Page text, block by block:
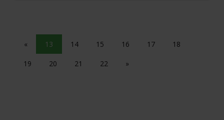
« 13 14 15 16 17 18
19 20 21 22 »